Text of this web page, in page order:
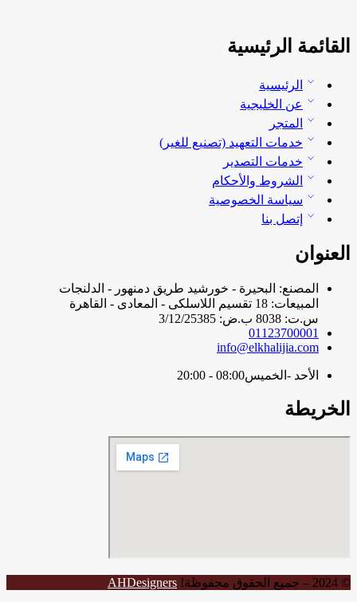
القائمة الرئيسية
الرئيسية
عن الخليجية
المتجر
خدمات التعهيد (تصنيع للغير)
خدمات التصدير
الشروط والأحكام
سياسة الخصوصية
إتصل بنا
العنوان
المصنع: البحيرة - خورشيد طريق دمنهور - الدلنجات
المبيعات: 18 تقسيم اللاسلكى - المعادى - القاهرة
س.ت: 8038 ب.ض: 3/12/25385
01123700001
info@elkhalijia.com
الأحد -الخميس08:00 - 20:00
الخريطة
© 2024 – جميع الحقوق محفوظة! AHDesigners